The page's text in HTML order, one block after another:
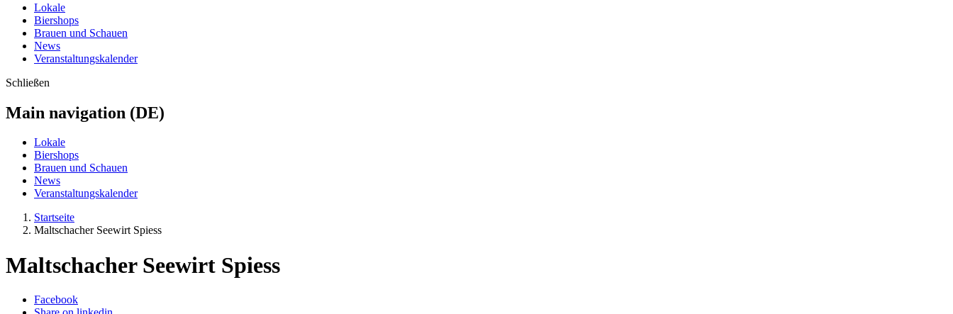
Lokale
Biershops
Brauen und Schauen
News
Veranstaltungskalender
Schließen
Main navigation (DE)
Lokale
Biershops
Brauen und Schauen
News
Veranstaltungskalender
Startseite
Maltschacher Seewirt Spiess
Maltschacher Seewirt Spiess
Facebook